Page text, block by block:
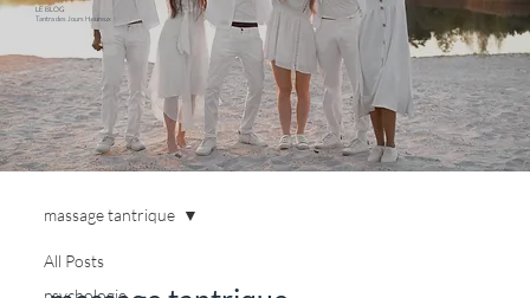
LE BLOG
Tantra des Jours Heureux
All Posts
massage tantrique